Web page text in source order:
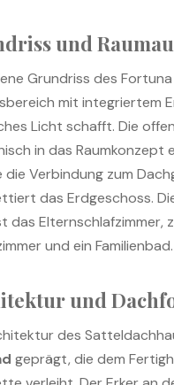
und
Grundriss des
mit integriertem
Licht schafft. Die
in das Raumkonzept
die Verbindung zum
das Erdgeschoss.
das Elternschlafzimmer,
und ein Familienbad.
und
des
geprägt, die dem